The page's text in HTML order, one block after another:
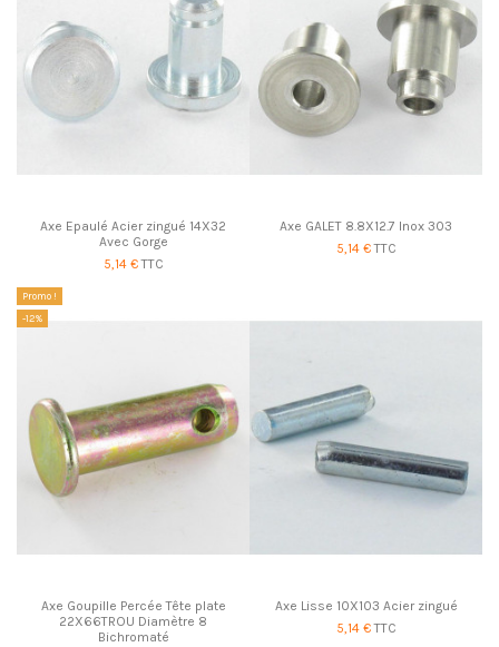
Axe Epaulé Acier zingué 14X32
Avec Gorge
5,14 €TTC
Axe GALET 8.8X12.7 Inox 303
5,14 €TTC
Promo !
-12%
Axe Goupille Percée Tête plate
22X66TROU Diamètre 8
Bichromaté
Axe Lisse 10X103 Acier zingué
5,14 €TTC